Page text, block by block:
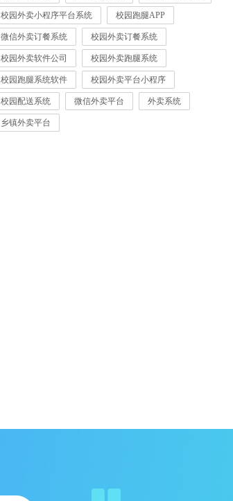
校园外卖小程序平台系统 校园跑腿APP
微信外卖订餐系统 校园外卖订餐系统
校园外卖软件公司 校园外卖跑腿系统
校园跑腿系统软件 校园外卖平台小程序
校园配送系统 微信外卖平台 外卖系统
乡镇外卖平台